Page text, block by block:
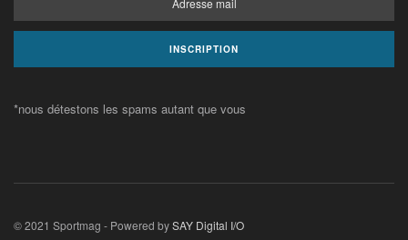
*nous détestons les spams autant que vous
© 2021 Sportmag - Powered bySAY Digital I/O